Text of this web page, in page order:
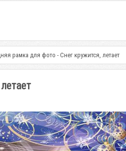
рамка для фото - Снег кружится, летает